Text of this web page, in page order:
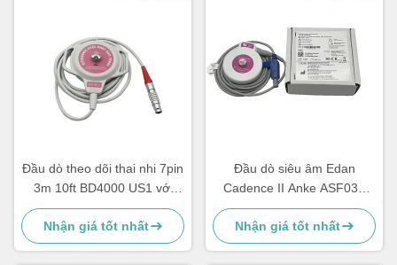
Đầu dò theo dõi thai nhi 7pin
3m 10ft BD4000 US1 với
đầu dò FHR của Mỹ
Nhận giá tốt nhất
Đầu dò siêu âm Edan
Cadence II Anke ASF030
Probe 4 Pin Một Notch
Nhận giá tốt nhất